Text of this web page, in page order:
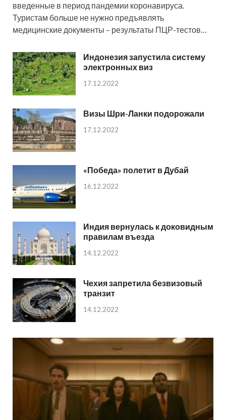
введенные в период пандемии коронавируса.
Туристам больше не нужно предъявлять
медицинские документы – результаты ПЦР-тестов…
Индонезия запустила систему
электронных виз
17.12.2022
Визы Шри-Ланки подорожали
17.12.2022
«Победа» полетит в Дубай
16.12.2022
Индия вернулась к доковидным
правилам въезда
14.12.2022
Чехия запретила безвизовый
транзит
14.12.2022